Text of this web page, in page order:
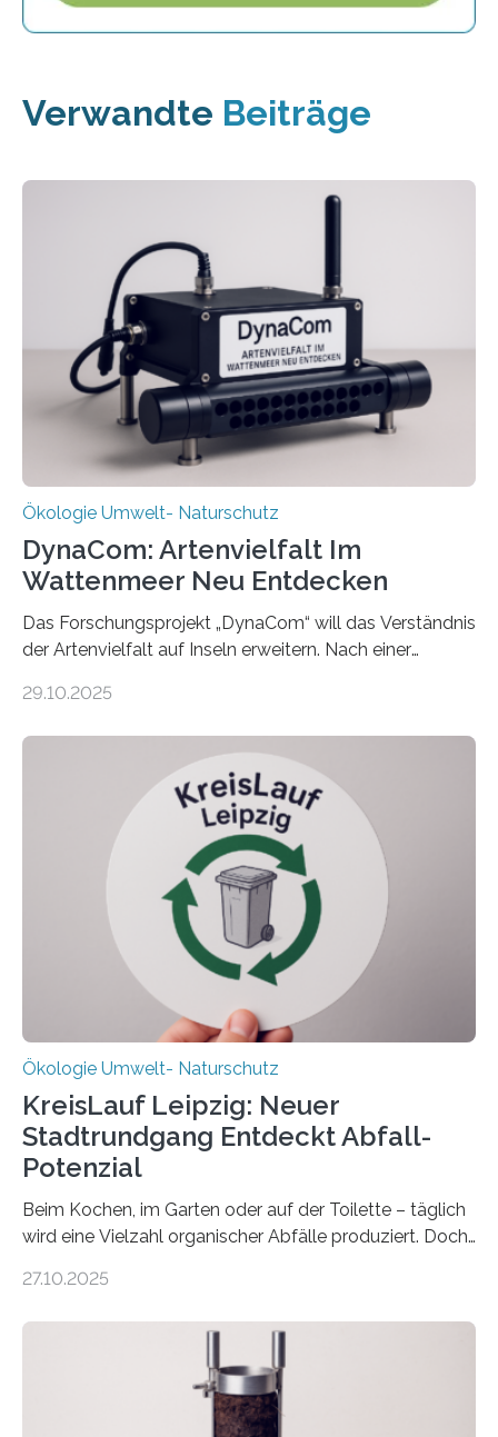
Verwandte Beiträge
Ökologie Umwelt- Naturschutz
DynaCom: Artenvielfalt Im
Wattenmeer Neu Entdecken
Das Forschungsprojekt „DynaCom“ will das Verständnis
der Artenvielfalt auf Inseln erweitern. Nach einer
Beobachtungen im Wattenmeer ist nun eine große
Oldenburg befassen sich insbesondere damit, wie ein
Ökosystem gedeiht – und wie sich dieser Prozess
verlässlich prognostizieren lässt. Grünes Licht für
„DynaCom“: Die Deutsche Forschungsgemeinschaft
(DFG) fördert das Anfang 2019 gestartete
Forschungsprojekt an der Universität Oldenburg für
zwei weitere Jahre mit rund 1,2 Millionen Euro. „Wir
freuen uns sehr über…
29.10.2025
Ökologie Umwelt- Naturschutz
KreisLauf Leipzig: Neuer
Stadtrundgang Entdeckt Abfall-
Potenzial
Beim Kochen, im Garten oder auf der Toilette – täglich
wird eine Vielzahl organischer Abfälle produziert. Doch
Potenzial nur dann entfalten können, wenn sie in
Veränderung der Wirtschaft wichtig ist, zeigt der vom
Deutschen Biomasseforschungszentrum und der
Stadtreinigung Leipzig konzipierte und am 24. Oktober
27.10.2025